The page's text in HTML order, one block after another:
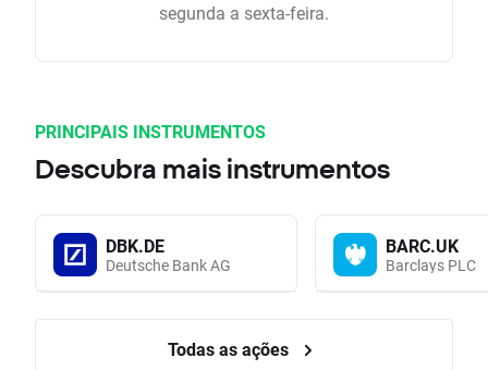
segunda a sexta-feira.
PRINCIPAIS INSTRUMENTOS
Descubra mais instrumentos
DBK.DE
Deutsche Bank AG
BARC.UK
Barclays PLC
Todas as ações